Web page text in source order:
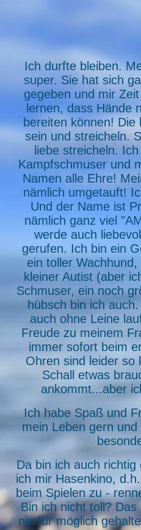
Ich durfte bleiben.
super. Sie hat sich
gegeben und mir
lernen, dass Hände
bereiten können!
sein und streicheln.
liebe streicheln.
Kampfschmuser und
Namen alle Ehre!
nämlich umgetauft!
Und der Name ist
nämlich ganz viel
werde auch
gerufen. Ich bin ein
ein toller
kleiner Autist (aber
Schmuser, ein noch
hübsch bin ich
auch ohne Leine
Freude zu meinem
immer sofort beim
Ohren sind leider so
Schall etwas
ankommt...aber
Ich habe Spaß und
mein Leben gern
Da bin ich auch
ich mir Hasenkino,
beim Spielen zu -
Bin ich nicht toll?
nie für möglich